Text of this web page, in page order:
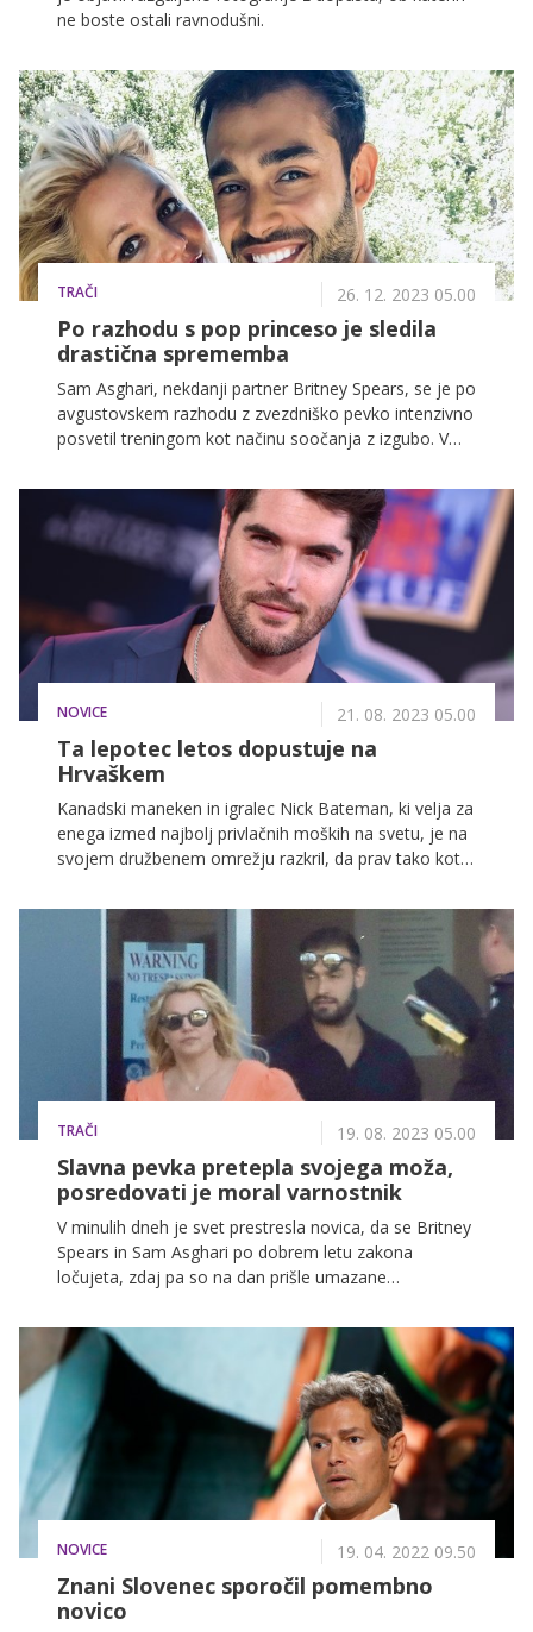
ne boste ostali ravnodušni.
TRAČI 26. 12. 2023 05.00
Po razhodu s pop princeso je sledila
drastična sprememba
Sam Asghari, nekdanji partner Britney Spears, se je po
avgustovskem razhodu z zvezdniško pevko intenzivno
posvetil treningom kot načinu soočanja z izgubo. V
preobrazbo, izgubil je kar 18 kilogramov. Osebni
trener je razkril, da se je zaradi čustvenega bremena,
povezanega z razpadom razmerja, težko osredotočal
nase, kar je dodatno otežilo opazovanje sprememb
na lastnem telesu.
NOVICE 21. 08. 2023 05.00
Ta lepotec letos dopustuje na
Hrvaškem
Kanadski maneken in igralec Nick Bateman, ki velja za
enega izmed najbolj privlačnih moških na svetu, je na
svojem družbenem omrežju razkril, da prav tako kot
Hrvaškem.
TRAČI 19. 08. 2023 05.00
Slavna pevka pretepla svojega moža,
posredovati je moral varnostnik
V minulih dneh je svet prestresla novica, da se Britney
Spears in Sam Asghari po dobrem letu zakona
ločujeta, zdaj pa so na dan prišle umazane
dolgoletno partnerko namreč obtožil fizičnega nasilja
...
NOVICE 19. 04. 2022 09.50
Znani Slovenec sporočil pomembno
novico